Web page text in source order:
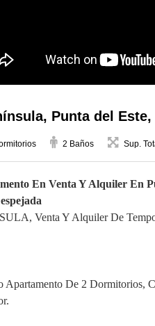
Punta del Este,
2 Baños Sup.
En Venta Y Alquiler En
Venta Y Alquiler De
Apartamento De 2 Dormitorios,